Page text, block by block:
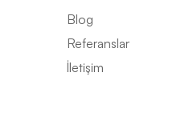
Blog
Referanslar
İletişim